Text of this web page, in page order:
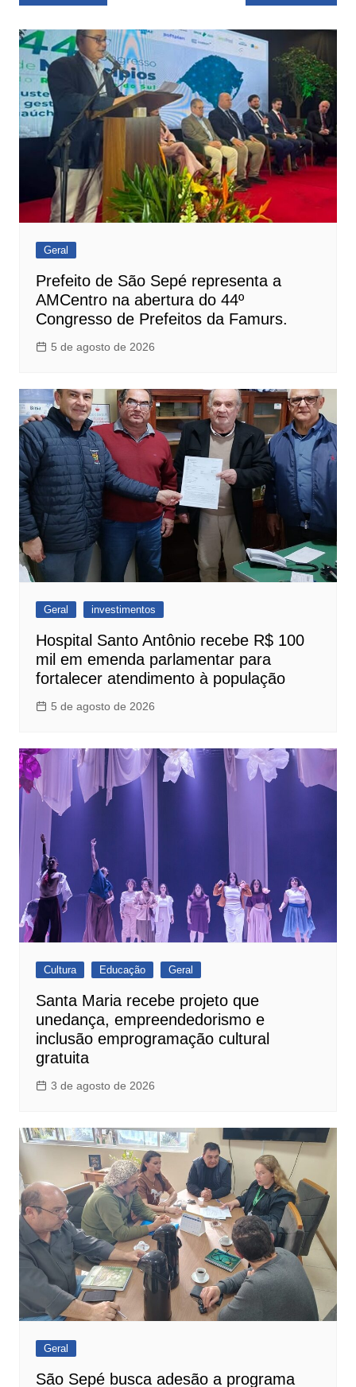
de
Post
Geral
Prefeito de São Sepé representa a
AMCentro na abertura do 44º
Congresso de Prefeitos da Famurs.
5 de agosto de 2026
Geral investimentos
Hospital Santo Antônio recebe R$ 100
mil em emenda parlamentar para
fortalecer atendimento à população
5 de agosto de 2026
Cultura Educação Geral
Santa Maria recebe projeto que
unedança, empreendedorismo e
inclusão emprogramação cultural
gratuita
3 de agosto de 2026
Geral
São Sepé busca adesão a programa